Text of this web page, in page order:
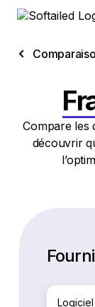
Compare les
découvrir
Logiciel